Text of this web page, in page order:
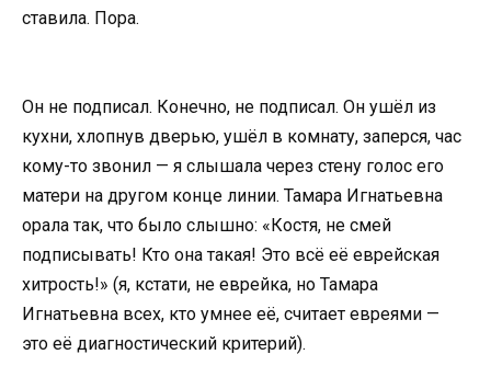
ставила. Пора.
Он не подписал. Конечно, не подписал. Он ушёл из
кухни, хлопнув дверью, ушёл в комнату, заперся, час
кому-то звонил — я слышала через стену голос его
матери на другом конце линии. Тамара Игнатьевна
орала так, что было слышно: «Костя, не смей
подписывать! Кто она такая! Это всё её еврейская
хитрость!» (я, кстати, не еврейка, но Тамара
Игнатьевна всех, кто умнее её, считает евреями —
это её диагностический критерий).